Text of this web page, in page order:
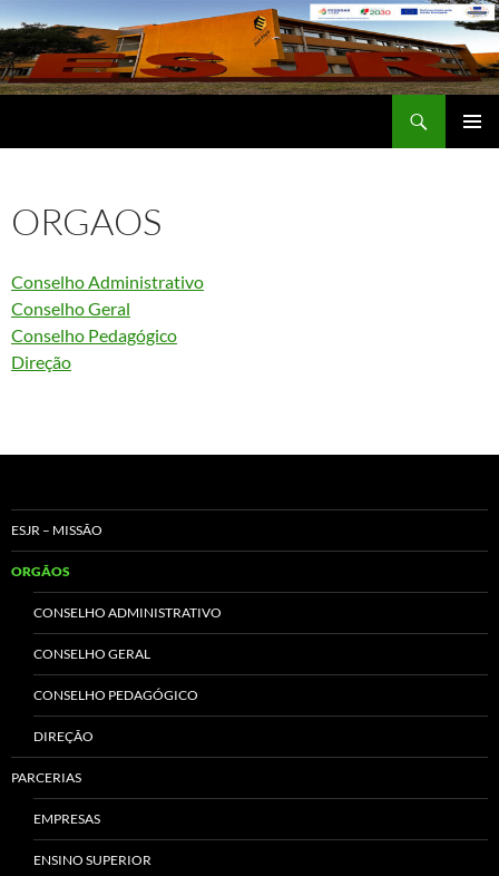
Saltar
para
o
conteúdo
ORGAOS
Conselho Administrativo
Conselho Geral
Conselho Pedagógico
Direção
ESJR – MISSÃO
ORGÃOS
CONSELHO ADMINISTRATIVO
CONSELHO GERAL
CONSELHO PEDAGÓGICO
DIREÇÃO
PARCERIAS
EMPRESAS
ENSINO SUPERIOR